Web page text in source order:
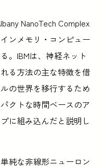
NanoTech Complex
ンメモリ・コンピュー
。IBMは、神経ネット
る方法の主な特徴を借
の世界を移行するため
クトな時間ベースのア
に組み込んだと説明し
純な非線形ニューロン